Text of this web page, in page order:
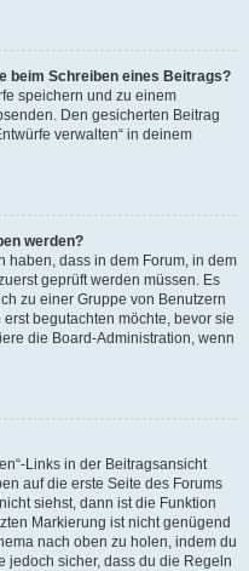
beim Schreiben eines Beitrags?
speichern und zu einem
Den gesicherten Beitrag
verwalten“ in deinem
werden?
haben, dass in dem Forum, in dem
geprüft werden müssen. Es
zu einer Gruppe von Benutzern
begutachten möchte, bevor sie
die Board-Administration, wenn
Links in der Beitragsansicht
auf die erste Seite des Forums
siehst, dann ist die Funktion
Markierung ist nicht genügend
nach oben zu holen, indem du
jedoch sicher, dass du die Regeln